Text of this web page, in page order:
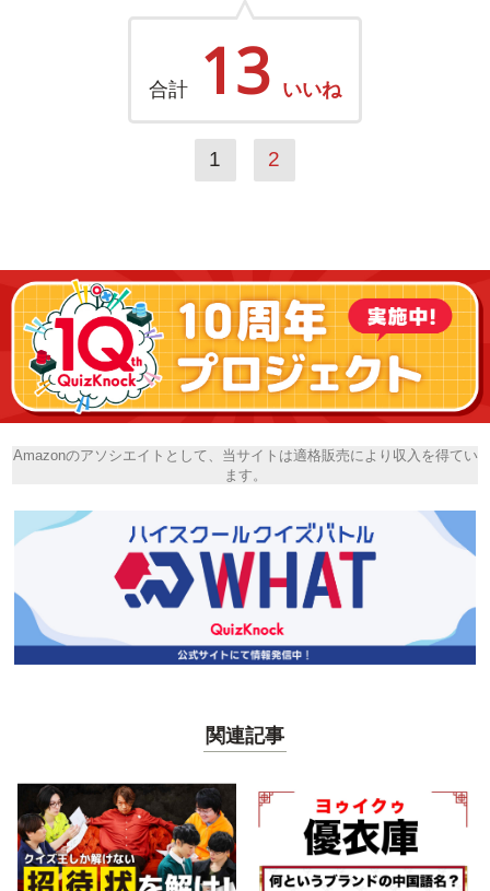
合計 13 いいね
1 2
Amazonのアソシエイトとして、当サイトは適格販売により収入を得てい
ます。
関連記事